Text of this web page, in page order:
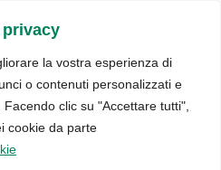
privacy
la vostra esperienza di
o contenuti personalizzati e
clic su "Accettare tutti",
cookie da parte